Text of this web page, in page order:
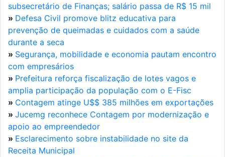
subsecretário de Finanças; salário passa de R$ 15 mil
» Defesa Civil promove blitz educativa para
prevenção de queimadas e cuidados com a saúde
durante a seca
» Segurança, mobilidade e economia pautam encontro
com empresários
» Prefeitura reforça fiscalização de lotes vagos e
amplia participação da população com o E-Fisc
» Contagem atinge U$$ 385 milhões em exportações
» Jucemg reconhece Contagem por modernização e
apoio ao empreendedor
» Esclarecimento sobre instabilidade no site da
Receita Municipal